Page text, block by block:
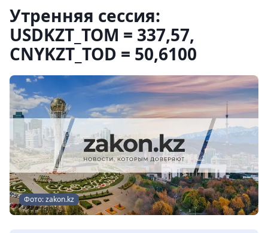
Утренняя сессия:
USDKZT_TOM = 337,57,
CNYKZT_TOD = 50,6100
Фото: zakon.kz